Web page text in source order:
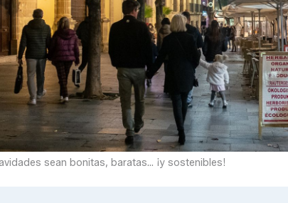
sean bonitas, baratas... ¡y sostenibles!